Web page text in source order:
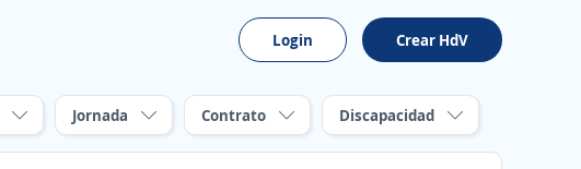
Login Crear HdV
Jornada Contrato Discapacidad